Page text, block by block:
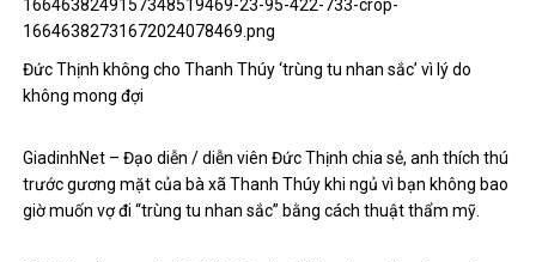
Đức Thịnh không cho Thanh Thúy ‘trùng tu nhan sắc’ vì lý do
không mong đợi
GiadinhNet – Đạo diễn / diễn viên Đức Thịnh chia sẻ, anh thích thú
trước gương mặt của bà xã Thanh Thúy khi ngủ vì bạn không bao
giờ muốn vợ đi “trùng tu nhan sắc” bằng cách thuật thẩm mỹ.